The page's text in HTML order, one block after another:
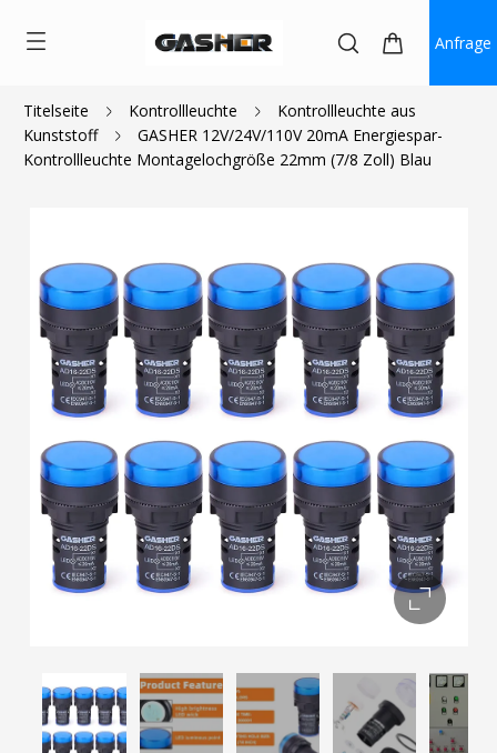
Anfrage
Titelseite Kontrollleuchte
Kontrollleuchte aus
Kunststoff
GASHER 12V/24V/110V 20mA Energiespar-
Kontrollleuchte Montagelochgröße 22mm (7/8 Zoll) Blau
$1.01~$1.26